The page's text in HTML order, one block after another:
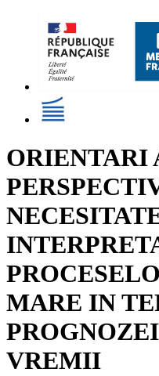
ORIENTARI
MARE IN
VREMII